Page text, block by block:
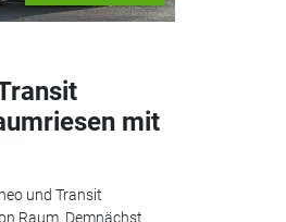
mit
und Transit
Raum. Demnächst